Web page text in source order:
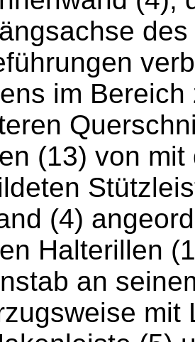
im
(13) von
(4)
Halterillen
an
mit